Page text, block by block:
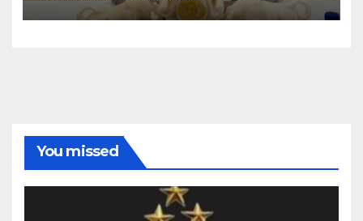
You missed